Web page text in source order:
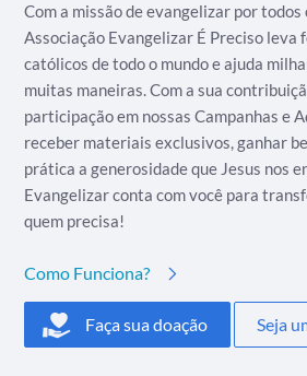
Com a missão de evangelizar por todos
Associação Evangelizar É Preciso leva
católicos de todo o mundo e ajuda
muitas maneiras. Com a sua
participação em nossas Campanhas e
receber materiais exclusivos, ganhar
prática a generosidade que Jesus nos
Evangelizar conta com você para
quem precisa!
Como Funciona?
Faça sua doação Seja